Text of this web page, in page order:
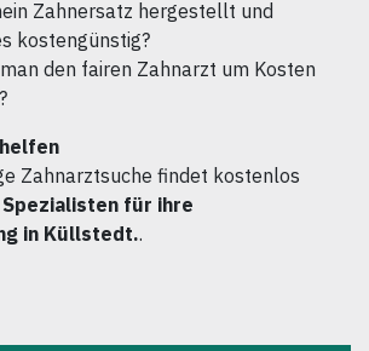
Zahnersatz hergestellt und
kostengünstig?
den fairen Zahnarzt um Kosten
Zahnarztsuche findet kostenlos
Spezialisten für ihre
in Küllstedt..